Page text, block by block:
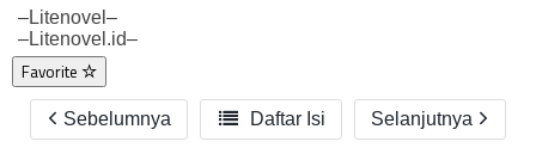
–Litenovel–
–Litenovel.id–
Favorite
Sebelumnya  Daftar Isi Selanjutnya